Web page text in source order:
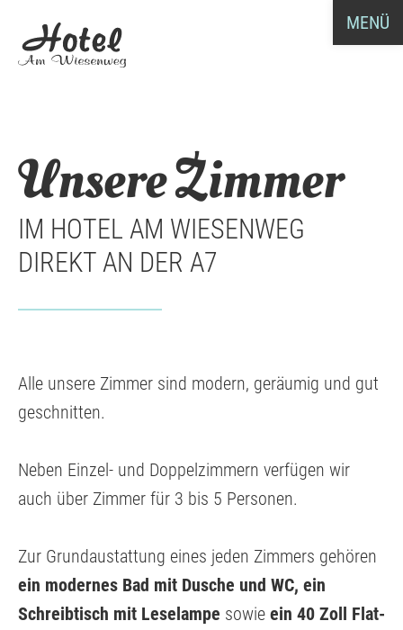
MENÜ
Unsere Zimmer
IM HOTEL AM WIESENWEG
DIREKT AN DER A7
Alle unsere Zimmer sind modern, geräumig und gut
geschnitten.
Neben Einzel- und Doppelzimmern verfügen wir
auch über Zimmer für 3 bis 5 Personen.
Zur Grundaustattung eines jeden Zimmers gehören
ein modernes Bad mit Dusche und WC, ein
Schreibtisch mit Leselampe sowie ein 40 Zoll Flat-